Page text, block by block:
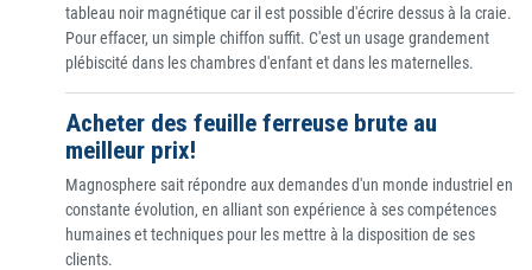
tableau noir magnétique car il est possible d'écrire dessus à la craie.
Pour effacer, un simple chiffon suffit. C'est un usage grandement
plébiscité dans les chambres d'enfant et dans les maternelles.
Acheter des feuille ferreuse brute au
meilleur prix!
Magnosphere sait répondre aux demandes d'un monde industriel en
constante évolution, en alliant son expérience à ses compétences
humaines et techniques pour les mettre à la disposition de ses
clients.